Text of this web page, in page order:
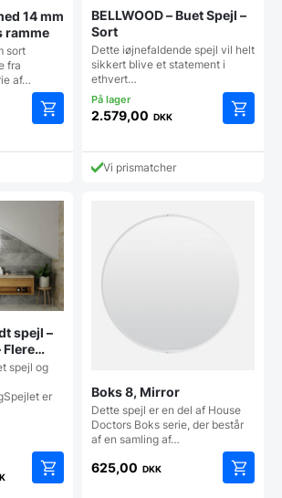
14 mm
ramme
sort
fra
af…
vare
varianter.
vælges
på
varesiden
BELLWOOD – Buet Spejl –
Sort
Dette iøjnefaldende spejl vil helt
sikkert blive et statement i
ethvert…
2.579,00 DKK
Vi prismatcher
spejl –
Flere
spejl og
er
Boks 8, Mirror
Dette spejl er en del af House
Doctors Boks serie, der består
af en samling af…
625,00 DKK